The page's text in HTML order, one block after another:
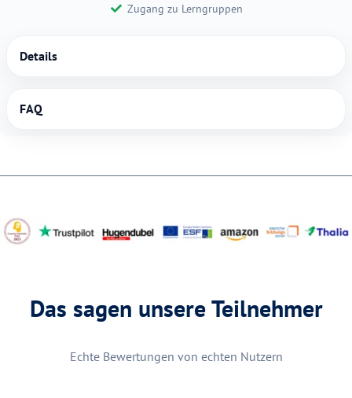
Zugang zu Lerngruppen
Details
FAQ
Das sagen unsere Teilnehmer
Echte Bewertungen von echten Nutzern